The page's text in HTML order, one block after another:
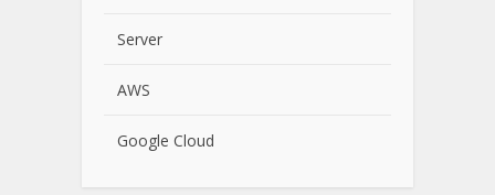
Server
AWS
Google Cloud